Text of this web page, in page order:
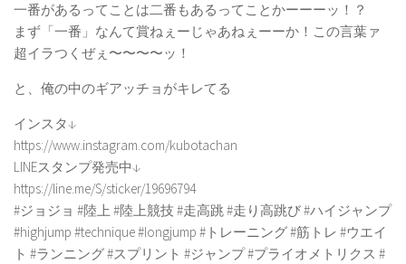
一番があるってことは二番もあるってことかーーーッ！？
まず「一番」なんて賞ねぇーじゃあねぇーーか！この言葉ァ
超イラつくぜぇ〜〜〜〜ッ！
と、俺の中のギアッチョがキレてる
インスタ↓
https://www.instagram.com/kubotachan
LINEスタンプ発売中↓
https://line.me/S/sticker/19696794
#ジョジョ #陸上 #陸上競技 #走高跳 #走り高跳び #ハイジャンプ
#highjump #technique #longjump #トレーニング #筋トレ #ウエイ
ト #ランニング #スプリント #ジャンプ #プライオメトリクス #